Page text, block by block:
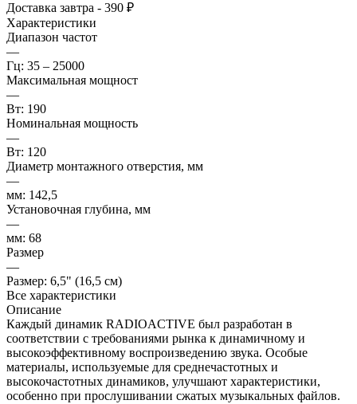
Доставка завтра - 390 ₽
Характеристики
Диапазон частот
—
Гц: 35 – 25000
Максимальная мощност
—
Вт: 190
Номинальная мощность
—
Вт: 120
Диаметр монтажного отверстия, мм
—
мм: 142,5
Установочная глубина, мм
—
мм: 68
Размер
—
Размер: 6,5" (16,5 см)
Все характеристики
Описание
Каждый динамик RADIOACTIVE был разработан в
соответствии с требованиями рынка к динамичному и
высокоэффективному воспроизведению звука. Особые
материалы, используемые для среднечастотных и
высокочастотных динамиков, улучшают характеристики,
особенно при прослушивании сжатых музыкальных файлов.